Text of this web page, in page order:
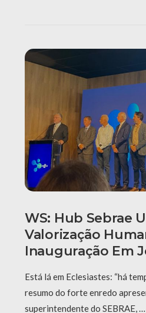
WS: Hub Sebrae
Valorização
Inauguração Em
Está lá em Eclesiastes: “há
resumo do forte enredo
superintendente do SEBRAE, …